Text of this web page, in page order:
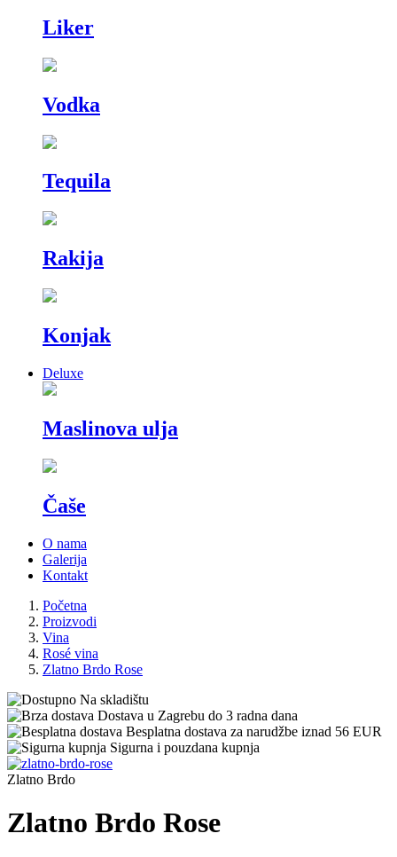
Liker
Vodka
Tequila
Rakija
Konjak
Deluxe
Maslinova ulja
Čaše
O nama
Galerija
Kontakt
Početna
Proizvodi
Vina
Rosé vina
Zlatno Brdo Rose
Na skladištu
Dostava u Zagrebu do 3 radna dana
Besplatna dostava za narudžbe iznad 56 EUR
Sigurna i pouzdana kupnja
Zlatno Brdo
Zlatno Brdo Rose